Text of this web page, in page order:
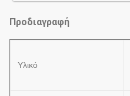
Προδιαγραφή
Υλικό